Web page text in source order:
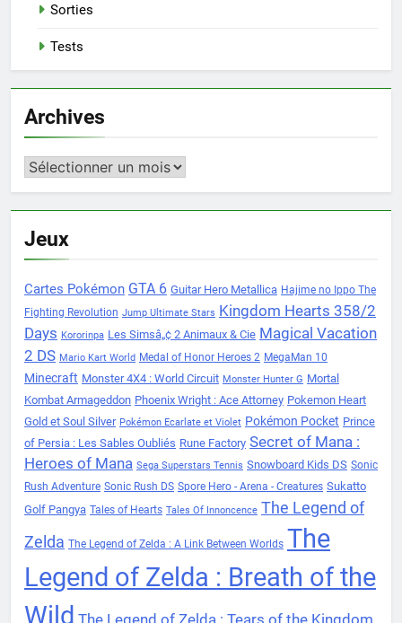
Sorties
Tests
Archives
Archives
Jeux
Cartes Pokémon GTA 6 Guitar Hero Metallica Hajime no Ippo The
Fighting Revolution Jump Ultimate Stars Kingdom Hearts 358/2
Days Kororinpa Les Simsâ„¢ 2 Animaux & Cie Magical Vacation
2 DS Mario Kart World Medal of Honor Heroes 2 MegaMan 10
Minecraft Monster 4X4 : World Circuit Monster Hunter G Mortal
Kombat Armageddon Phoenix Wright : Ace Attorney Pokemon Heart
Gold et Soul Silver Pokémon Ecarlate et Violet Pokémon Pocket Prince
of Persia : Les Sables Oubliés Rune Factory Secret of Mana :
Heroes of Mana Sega Superstars Tennis Snowboard Kids DS Sonic
Rush Adventure Sonic Rush DS Spore Hero - Arena - Creatures Sukatto
Golf Pangya Tales of Hearts Tales Of Innoncence The Legend of
Zelda The Legend of Zelda : A Link Between Worlds The
Legend of Zelda : Breath of the
Wild